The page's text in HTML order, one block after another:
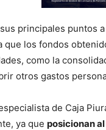
principales puntos
que los fondos
como la
otros gastos
de Caja
ya que posicionan